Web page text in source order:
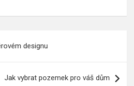
designu
Jak vybrat pozemek pro váš dům